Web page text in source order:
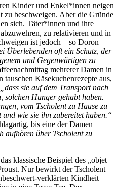
Kinder und Enkel*innen neigen
zu beschweigen. Aber die Gründe
sich. Täter*innen und ihre
zu relativieren und in
ist jedoch – so Doron
Überlebenden oft ein Schutz, der
und Gegenwärtigen zu
mehrerer Damen in
Käsekuchenrezepte aus,
„dass sie auf dem Transport nach
solchen Hunger gehabt haben.
vom Tscholent zu Hause zu
wie sie ihn zubereitet haben.“
bis eine der Damen
aufhören über Tscholent zu
klassische Beispiel des „objet
Nur bewirkt der Tscholent
verklärten Kindheit